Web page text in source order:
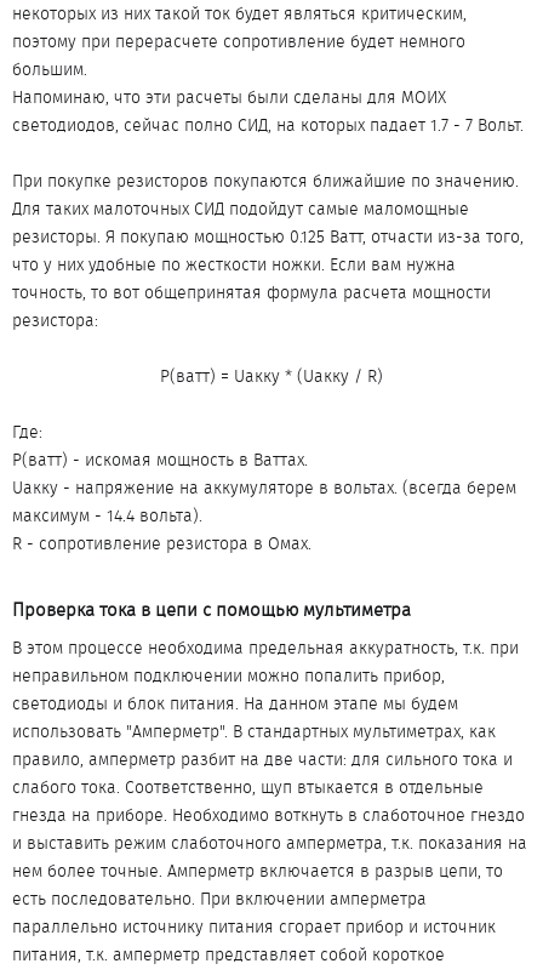
некоторых из них такой ток будет являться критическим,
поэтому при перерасчете сопротивление будет немного
большим.
Напоминаю, что эти расчеты были сделаны для МОИХ
светодиодов, сейчас полно СИД, на которых падает 1.7 - 7 Вольт.
При покупке резисторов покупаются ближайшие по значению.
Для таких малоточных СИД подойдут самые маломощные
резисторы. Я покупаю мощностью 0.125 Ватт, отчасти из-за того,
что у них удобные по жесткости ножки. Если вам нужна
точность, то вот общепринятая формула расчета мощности
резистора:
P(ватт) = Uакку * (Uакку / R)​
Где:
P(ватт) - искомая мощность в Ваттах.
Uакку - напряжение на аккумуляторе в вольтах. (всегда берем
максимум - 14.4 вольта).
R - сопротивление резистора в Омах.
Проверка тока в цепи с помощью мультиметра​
В этом процессе необходима предельная аккуратность, т.к. при
неправильном подключении можно попалить прибор,
светодиоды и блок питания. На данном этапе мы будем
использовать "Амперметр". В стандартных мультиметрах, как
правило, амперметр разбит на две части: для сильного тока и
слабого тока. Соответственно, щуп втыкается в отдельные
гнезда на приборе. Необходимо воткнуть в слаботочное гнездо
и выставить режим слаботочного амперметра, т.к. показания на
нем более точные. Амперметр включается в разрыв цепи, то
есть последовательно. При включении амперметра
параллельно источнику питания сгорает прибор и источник
питания, т.к. амперметр представляет собой короткое